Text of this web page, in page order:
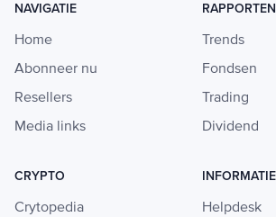
NAVIGATIE
Home
Abonneer nu
Resellers
Media links
RAPPORTEN
Trends
Fondsen
Trading
Dividend
CRYPTO
Crytopedia
INFORMATIE
Helpdesk